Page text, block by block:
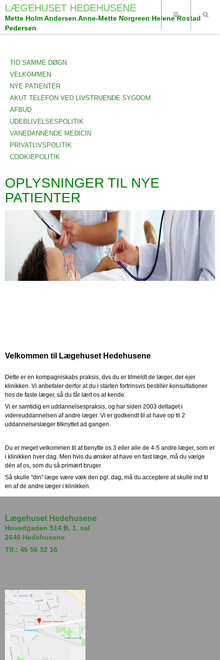
LÆGEHUSET HEDEHUSENE
Mette Holm Andersen Anne-Mette Norgreen Helene Rostad
Pedersen
TID SAMME DØGN
VELKOMMEN
NYE PATIENTER
AKUT TELEFON VED LIVSTRUENDE SYGDOM
AFBUD
UDEBLIVELSESPOLITIK
VANEDANNENDE MEDICIN
PRIVATLIVSPOLITIK
COOKIEPOLITIK
OPLYSNINGER TIL NYE
PATIENTER
Velkommen til Lægehuset Hedehusene
Dette er en kompagniskabs praksis, dvs du er tilmeldt de læger, der ejer
klinikken. Vi anbefaler derfor at du i starten fortrinsvis bestiller konsultationer
hos de faste læger, så du får lært os at kende.
Vi er samtidig en uddannelsespraksis, og har siden 2003 deltaget i
videreuddannelsen af andre læger. Vi er godkendt til at have op til 2
uddannelseslæger tilknyttet ad gangen.
Du er meget velkommen til at benytte os 3 eller alle de 4-5 andre læger, som er
i klinikken hver dag. Men hvis du ønsker at have en fast læge, må du vælge
dén af os, som du så primært bruger.
Så skulle "din" læge være væk den pgl. dag, må du acceptere at skulle ind til
en af de andre læger i klinikken.
Lægehuset Hedehusene
Hovedgaden 514 B, 1. sal
2640 Hedehusene
Tlf.: 46 56 32 16